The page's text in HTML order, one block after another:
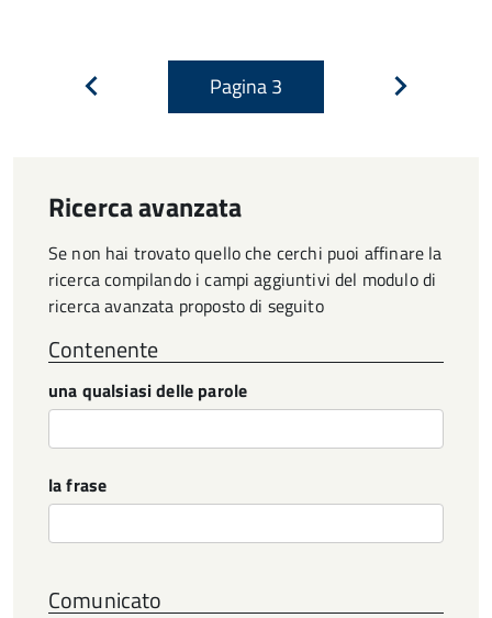
Pagina3
Ricerca avanzata
Se non hai trovato quello che cerchi puoi affinare la
ricerca compilando i campi aggiuntivi del modulo di
ricerca avanzata proposto di seguito
Contenente
una qualsiasi delle parole
la frase
Comunicato